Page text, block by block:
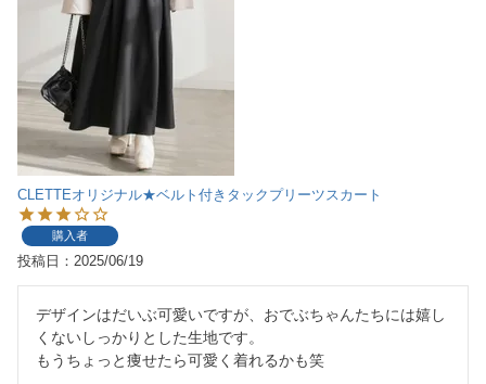
CLETTEオリジナル★ベルト付きタックプリーツスカート
購入者
投稿日 2025/06/19
デザインはだいぶ可愛いですが、おでぶちゃんたちには嬉し
くないしっかりとした生地です。
もうちょっと痩せたら可愛く着れるかも笑